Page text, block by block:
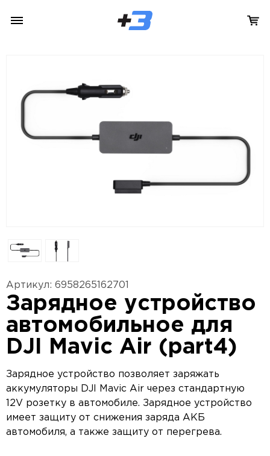
Артикул: 6958265162701
Зарядное устройство
автомобильное для
DJI Mavic Air (part4)
Зарядное устройство позволяет заряжать
аккумуляторы DJI Mavic Air через стандартную
12V розетку в автомобиле. Зарядное устройство
имеет защиту от снижения заряда АКБ
автомобиля, а также защиту от перегрева.